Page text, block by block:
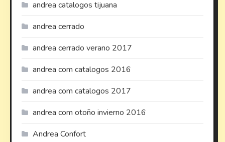
andrea catalogos tijuana
andrea cerrado
andrea cerrado verano 2017
andrea com catalogos 2016
andrea com catalogos 2017
andrea com otoño invierno 2016
Andrea Confort